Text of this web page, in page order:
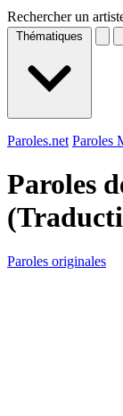
Rechercher un
Thématiques
Paroles.net Paroles
Paroles
Paroles originales